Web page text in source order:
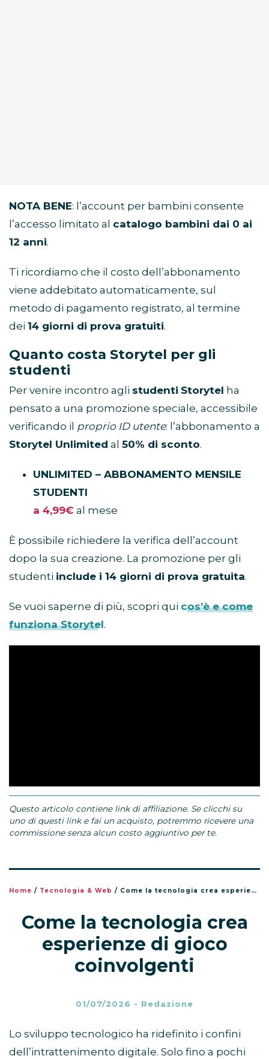
NOTA BENE: l’account per bambini consente
l’accesso limitato al catalogo bambini dai 0 ai
12 anni.
Ti ricordiamo che il costo dell’abbonamento
viene addebitato automaticamente, sul
metodo di pagamento registrato, al termine
dei 14 giorni di prova gratuiti.
Quanto costa Storytel per gli
studenti
Per venire incontro agli studenti Storytel ha
pensato a una promozione speciale, accessibile
verificando il proprio ID utente: l’abbonamento a
Storytel Unlimited al 50% di sconto.
UNLIMITED – ABBONAMENTO MENSILE
STUDENTI
a 4,99€ al mese
È possibile richiedere la verifica dell’account
dopo la sua creazione. La promozione per gli
studenti include i 14 giorni di prova gratuita.
Se vuoi saperne di più, scopri qui cos’è e come
funziona Storytel.
Questo articolo contiene link di affiliazione. Se clicchi su
uno di questi link e fai un acquisto, potremmo ricevere una
commissione senza alcun costo aggiuntivo per te.
Home / Tecnologia & Web / Come la tecnologia crea esperienze di gioco coinvolgenti
Come la tecnologia crea
esperienze di gioco
coinvolgenti
01/07/2026 - Redazione
Lo sviluppo tecnologico ha ridefinito i confini
dell’intrattenimento digitale. Solo fino a pochi